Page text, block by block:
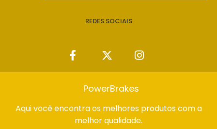
REDES SOCIAIS
PowerBrakes
Aqui você encontra os melhores produtos com a
melhor qualidade.